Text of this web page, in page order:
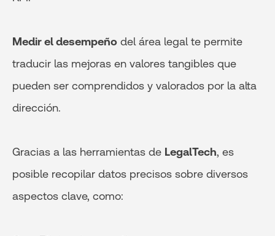
Medir el desempeño del área legal te permite
traducir las mejoras en valores tangibles que
pueden ser comprendidos y valorados por la alta
dirección.
Gracias a las herramientas de LegalTech, es
posible recopilar datos precisos sobre diversos
aspectos clave, como: